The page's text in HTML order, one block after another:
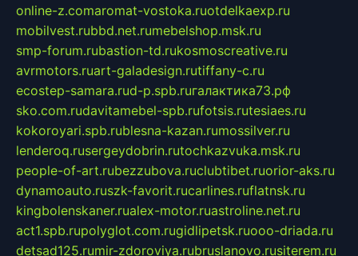
online-z.comaromat-vostoka.ruotdelkaexp.ru
mobilvest.rubbd.net.rumebelshop.msk.ru
smp-forum.rubastion-td.rukosmoscreative.ru
avrmotors.ruart-galadesign.rutiffany-c.ru
ecostep-samara.rud-p.spb.ruгалактика73.рф
sko.com.rudavitamebel-spb.rufotsis.rutesiaes.ru
kokoroyari.spb.rublesna-kazan.rumossilver.ru
lenderoq.rusergeydobrin.rutochkazvuka.msk.ru
people-of-art.rubezzubova.ruclubtibet.ruorior-aks.ru
dynamoauto.ruszk-favorit.rucarlines.ruflatnsk.ru
kingbolenskaner.rualex-motor.ruastroline.net.ru
act1.spb.rupolyglot.com.rugidlipetsk.ruooo-driada.ru
detsad125.rumir-zdoroviya.rubruslanovo.rusiterem.ru